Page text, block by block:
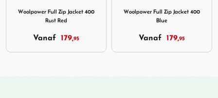
Woolpower Full Zip Jacket 400
Rust Red
Vanaf179,95
Woolpower Full Zip Jacket 400
Blue
Vanaf 179,95